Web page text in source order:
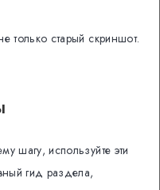
только старый скриншот.
шагу, используйте эти
гид раздела,